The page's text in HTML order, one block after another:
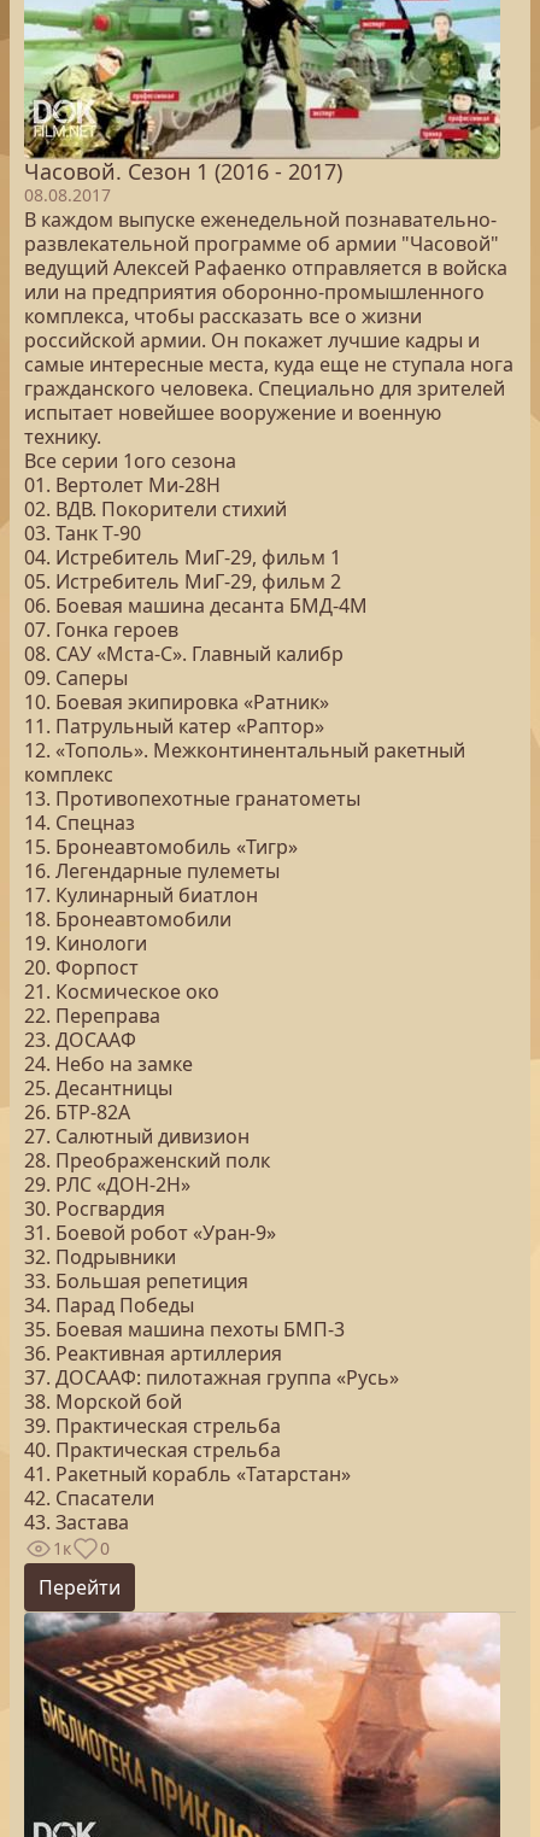
Часовой. Сезон 1 (2016 - 2017)
08.08.2017
В каждом выпуске еженедельной познавательно-
развлекательной программе об армии "Часовой"
ведущий Алексей Рафаенко отправляется в войска
или на предприятия оборонно-промышленного
комплекса, чтобы рассказать все о жизни
российской армии. Он покажет лучшие кадры и
самые интересные места, куда еще не ступала нога
гражданского человека. Специально для зрителей
испытает новейшее вооружение и военную
технику.
Все серии 1ого сезона
01. Вертолет Ми‑28Н
02. ВДВ. Покорители стихий
03. Танк Т‑90
04. Истребитель МиГ‑29, фильм 1
05. Истребитель МиГ‑29, фильм 2
06. Боевая машина десанта БМД‐4М
07. Гонка героев
08. САУ «Мста-С». Главный калибр
09. Саперы
10. Боевая экипировка «Ратник»
11. Патрульный катер «Раптор»
12. «Тополь». Межконтинентальный ракетный
комплекс
13. Противопехотные гранатометы
14. Спецназ
15. Бронеавтомобиль «Тигр»
16. Легендарные пулеметы
17. Кулинарный биатлон
18. Бронеавтомобили
19. Кинологи
20. Форпост
21. Космическое око
22. Переправа
23. ДОСААФ
24. Небо на замке
25. Десантницы
26. БТР-82А
27. Салютный дивизион
28. Преображенский полк
29. РЛС «ДОН-2Н»
30. Росгвардия
31. Боевой робот «Уран-9»
32. Подрывники
33. Большая репетиция
34. Парад Победы
35. Боевая машина пехоты БМП-3
36. Реактивная артиллерия
37. ДОСААФ: пилотажная группа «Русь»
38. Морской бой
39. Практическая стрельба
40. Практическая стрельба
41. Ракетный корабль «Татарстан»
42. Спасатели
43. Застава
1к 0
Перейти